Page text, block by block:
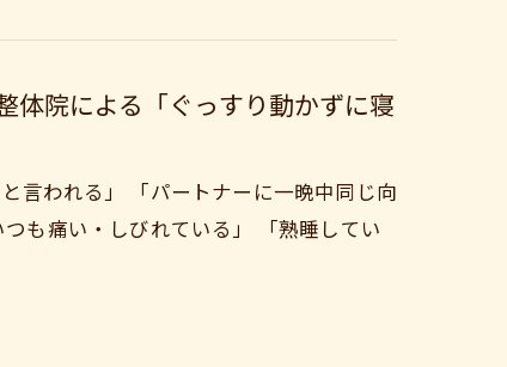
体院による「ぐっすり動かずに寝
言われる」 「パートナーに一晩中同じ向
も痛い・しびれている」 「熟睡してい